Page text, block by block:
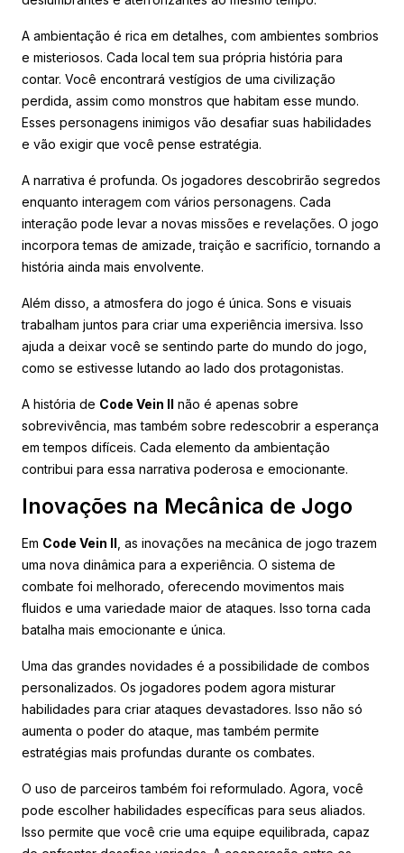
A ambientação é rica em detalhes, com ambientes sombrios
e misteriosos. Cada local tem sua própria história para
contar. Você encontrará vestígios de uma civilização
perdida, assim como monstros que habitam esse mundo.
Esses personagens inimigos vão desafiar suas habilidades
e vão exigir que você pense estratégia.
A narrativa é profunda. Os jogadores descobrirão segredos
enquanto interagem com vários personagens. Cada
interação pode levar a novas missões e revelações. O jogo
incorpora temas de amizade, traição e sacrifício, tornando a
história ainda mais envolvente.
Além disso, a atmosfera do jogo é única. Sons e visuais
trabalham juntos para criar uma experiência imersiva. Isso
ajuda a deixar você se sentindo parte do mundo do jogo,
como se estivesse lutando ao lado dos protagonistas.
A história de Code Vein II não é apenas sobre
sobrevivência, mas também sobre redescobrir a esperança
em tempos difíceis. Cada elemento da ambientação
contribui para essa narrativa poderosa e emocionante.
Inovações na Mecânica de Jogo
Em Code Vein II , as inovações na mecânica de jogo trazem
uma nova dinâmica para a experiência. O sistema de
combate foi melhorado, oferecendo movimentos mais
fluidos e uma variedade maior de ataques. Isso torna cada
batalha mais emocionante e única.
Uma das grandes novidades é a possibilidade de combos
personalizados. Os jogadores podem agora misturar
habilidades para criar ataques devastadores. Isso não só
aumenta o poder do ataque, mas também permite
estratégias mais profundas durante os combates.
O uso de parceiros também foi reformulado. Agora, você
pode escolher habilidades específicas para seus aliados.
Isso permite que você crie uma equipe equilibrada, capaz